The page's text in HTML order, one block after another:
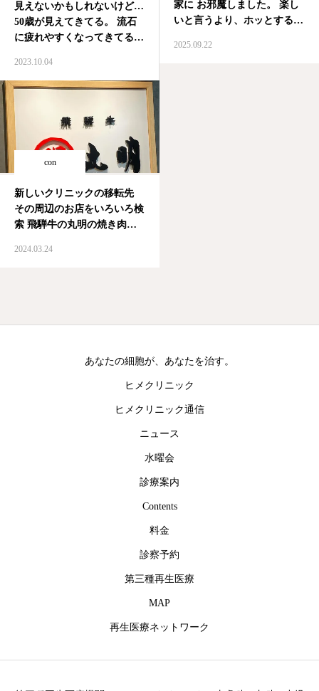
見えないかもしれないけど…
50歳が見えてきてる。 流石
に疲れやすくなってきてる。
ど、次はカラダそのものの若
返りを考えたい
#老化 #
#ヒメクリニック #PRP療法
#カラダ…
2023.10.04
家に お邪魔しました。 楽し
いと言うより、ホッとする時
2025.09.22
con
新しいクリニックの移転先
その周辺のお店をいろいろ検
索 飛騨牛の丸明の焼き肉屋
2024.03.24
あなたの細胞が、あなたを治す。
ヒメクリニック
ヒメクリニック通信
ニュース
水曜会
診療案内
Contents
料金
診察予約
第三種再生医療
MAP
再生医療ネットワーク